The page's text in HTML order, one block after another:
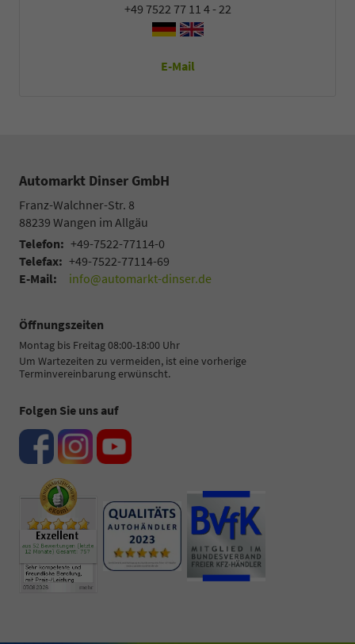
+49 7522 77 11 4 - 22
E-Mail
Automarkt Dinser GmbH
Franz-Walchner-Str. 8
88239 Wangen im Allgäu
Telefon: +49-7522-77114-0
Telefax: +49-7522-77114-69
E-Mail:
info@automarkt-dinser.de
Öffnungszeiten
Montag bis Freitag 08:00-18:00 Uhr
Um Wartezeiten zu vermeiden, ist eine vorherige
Terminvereinbarung erwünscht.
Folgen Sie uns auf